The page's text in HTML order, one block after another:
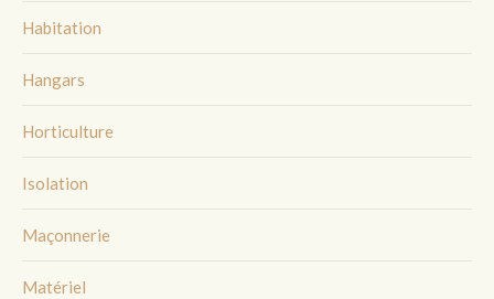
Habitation
Hangars
Horticulture
Isolation
Maçonnerie
Matériel